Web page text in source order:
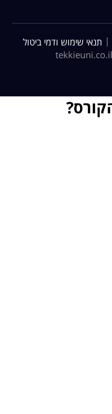
tekkieuni.co.il
תנאי שימוש ודמי ביטול |